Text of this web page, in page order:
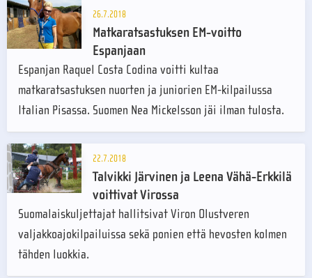
26.7.2018
Matkaratsastuksen EM-voitto
Espanjaan
Espanjan Raquel Costa Codina voitti kultaa
matkaratsastuksen nuorten ja juniorien EM-kilpailussa
Italian Pisassa. Suomen Nea Mickelsson jäi ilman tulosta.
22.7.2018
Talvikki Järvinen ja Leena Vähä-Erkkilä
voittivat Virossa
Suomalaiskuljettajat hallitsivat Viron Olustveren
valjakkoajokilpailuissa sekä ponien että hevosten kolmen
tähden luokkia.